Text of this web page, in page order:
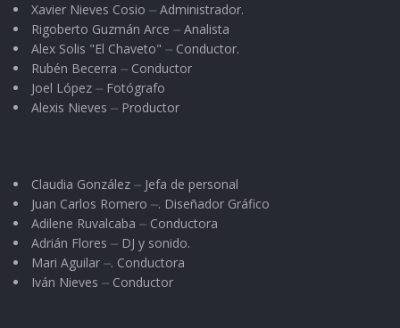
Xavier Nieves Cosio ⏤ Administrador.
Rigoberto Guzmán Arce ⏤ Analista
Alex Solis "El Chaveto" ⏤ Conductor.
Rubén Becerra ⏤ Conductor
Joel López ⏤ Fotógrafo
Alexis Nieves ⏤ Productor
Claudia González ⏤ Jefa de personal
Juan Carlos Romero ⏤. Diseñador Gráfico
Adilene Ruvalcaba ⏤ Conductora
Adrián Flores ⏤ DJ y sonido.
Mari Aguilar ⏤. Conductora
Iván Nieves ⏤ Conductor